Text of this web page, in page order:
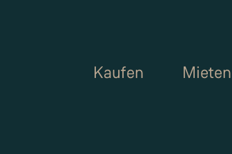
Kaufen Mieten